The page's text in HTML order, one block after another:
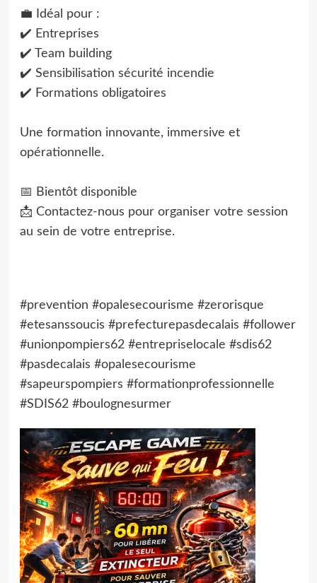
💼 Idéal pour :
✔️ Entreprises
✔️ Team building
✔️ Sensibilisation sécurité incendie
✔️ Formations obligatoires
Une formation innovante, immersive et
opérationnelle.
📅 Bientôt disponible
📩 Contactez-nous pour organiser votre session
au sein de votre entreprise.
#prevention #opalesecourisme #zerorisque
#etesanssoucis #prefecturepasdecalais #follower
#unionpompiers62 #entrepriselocale #sdis62
#pasdecalais #opalesecourisme
#sapeurspompiers #formationprofessionnelle
#SDIS62 #boulognesurmer